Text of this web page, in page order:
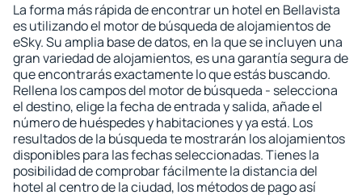
La forma más rápida de encontrar un hotel en Bellavista
es utilizando el motor de búsqueda de alojamientos de
eSky. Su amplia base de datos, en la que se incluyen una
gran variedad de alojamientos, es una garantía segura de
que encontrarás exactamente lo que estás buscando.
Rellena los campos del motor de búsqueda - selecciona
el destino, elige la fecha de entrada y salida, añade el
número de huéspedes y habitaciones y ya está. Los
resultados de la búsqueda te mostrarán los alojamientos
disponibles para las fechas seleccionadas. Tienes la
posibilidad de comprobar fácilmente la distancia del
hotel al centro de la ciudad, los métodos de pago así